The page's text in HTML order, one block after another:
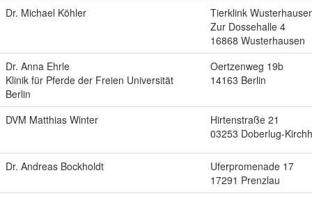
Dr. Michael Köhler
Tierklink
Zur Dossehalle 4
16868 Wusterhausen
Dr. Anna Ehrle
Klinik für Pferde der Freien Universität
Berlin
Oertzenweg 19b
14163 Berlin
DVM Matthias Winter
Hirtenstraße 21
03253 Doberlug-
Dr. Andreas Bockholdt
Uferpromenade 17
17291 Prenzlau